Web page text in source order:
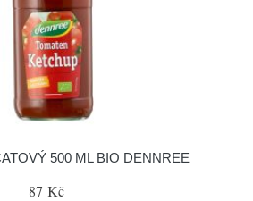
500 ML BIO DENNREE
87 Kč